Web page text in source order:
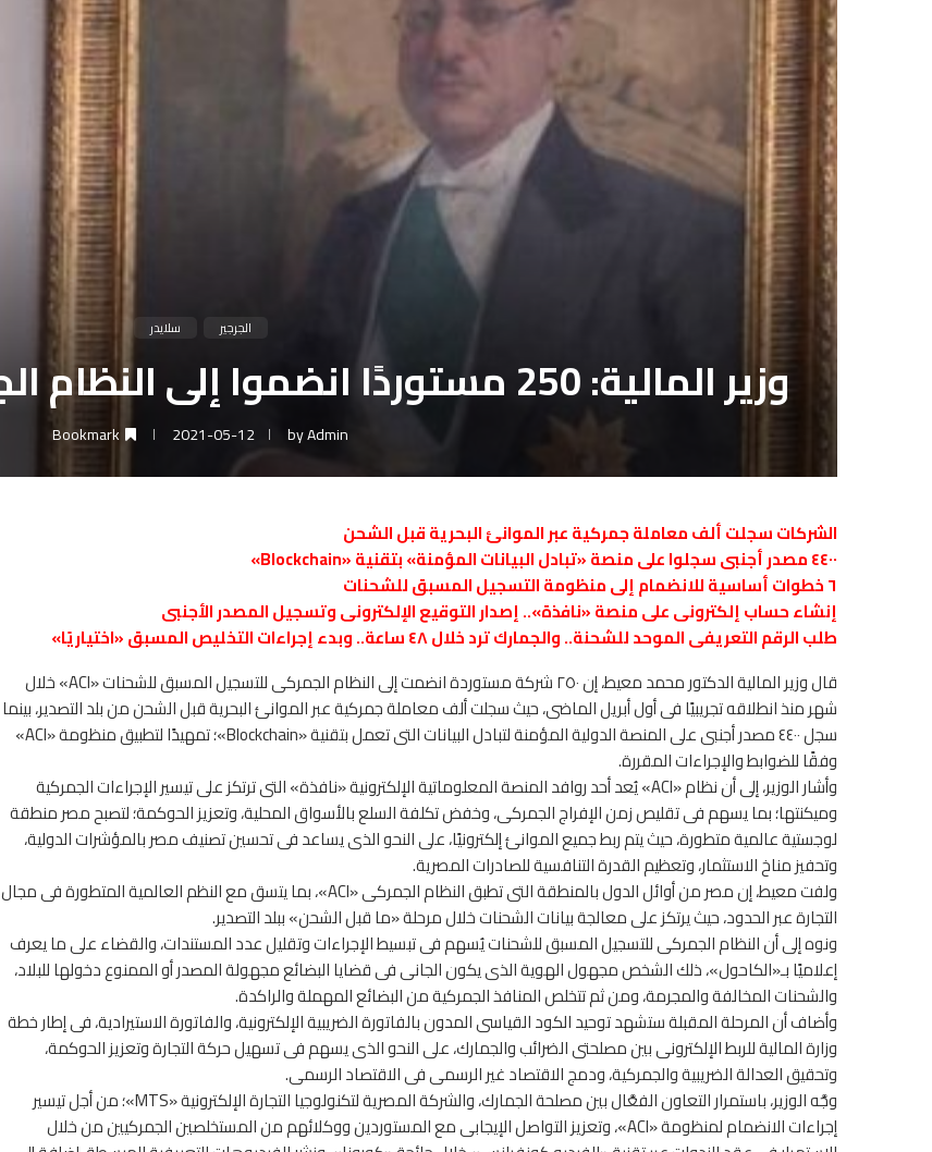
الجرجير سلايدر
وزير المالية: 250 مستوردًا انضموا إلى النظام الجمركى «ACI» خلال شهر
byAdmin
2021-05-12
Bookmark
الشركات سجلت ألف معاملة جمركية عبر الموانئ البحرية قبل الشحن
٤٤٠٠ مصدر أجنبى سجلوا على منصة «تبادل البيانات المؤمنة» بتقنية «Blockchain»
٦ خطوات أساسية للانضمام إلى منظومة التسجيل المسبق للشحنات
إنشاء حساب إلكترونى على منصة «نافذة».. إصدار التوقيع الإلكترونى وتسجيل المصدر الأجنبى
طلب الرقم التعريفى الموحد للشحنة.. والجمارك ترد خلال ٤٨ ساعة.. وبدء إجراءات التخليص المسبق «اختياريًا»
قال وزير المالية الدكتور محمد معيط، إن ٢٥٠ شركة مستوردة انضمت إلى النظام الجمركى للتسجيل المسبق للشحنات «ACI» خلال
شهر منذ انطلاقه تجريبيًا فى أول أبريل الماضى، حيث سجلت ألف معاملة جمركية عبر الموانئ البحرية قبل الشحن من بلد التصدير، بينما
سجل ٤٤٠٠ مصدر أجنبى على المنصة الدولية المؤمنة لتبادل البيانات التى تعمل بتقنية «Blockchain»؛ تمهيدًا لتطبيق منظومة «ACI»
وفقًا للضوابط والإجراءات المقررة.
وأشار الوزير، إلى أن نظام «ACI» يُعد أحد روافد المنصة المعلوماتية الإلكترونية «نافذة» التى ترتكز على تيسير الإجراءات الجمركية
وميكنتها؛ بما يسهم فى تقليص زمن الإفراج الجمركى، وخفض تكلفة السلع بالأسواق المحلية، وتعزيز الحوكمة؛ لتصبح مصر منطقة
لوجستية عالمية متطورة، حيث يتم ربط جميع الموانئ إلكترونيًا، على النحو الذى يساعد فى تحسين تصنيف مصر بالمؤشرات الدولية،
وتحفيز مناخ الاستثمار، وتعظيم القدرة التنافسية للصادرات المصرية.
ولفت معيط، إن مصر من أوائل الدول بالمنطقة التى تطبق النظام الجمركى «ACI»، بما يتسق مع النظم العالمية المتطورة فى مجال
التجارة عبر الحدود، حيث يرتكز على معالجة بيانات الشحنات خلال مرحلة «ما قبل الشحن» ببلد التصدير.
ونوه إلى أن النظام الجمركى للتسجيل المسبق للشحنات يُسهم فى تبسيط الإجراءات وتقليل عدد المستندات، والقضاء على ما يعرف
إعلاميًا بـ«الكاحول»، ذلك الشخص مجهول الهوية الذى يكون الجانى فى قضايا البضائع مجهولة المصدر أو الممنوع دخولها للبلاد،
والشحنات المخالفة والمجرمة، ومن ثم تتخلص المنافذ الجمركية من البضائع المهملة والراكدة.
وأضاف أن المرحلة المقبلة ستشهد توحيد الكود القياسى المدون بالفاتورة الضريبية الإلكترونية، والفاتورة الاستيرادية، فى إطار خطة
وزارة المالية للربط الإلكترونى بين مصلحتى الضرائب والجمارك، على النحو الذى يسهم فى تسهيل حركة التجارة وتعزيز الحوكمة،
وتحقيق العدالة الضريبية والجمركية، ودمج الاقتصاد غير الرسمى فى الاقتصاد الرسمى.
وجَّه الوزير، باستمرار التعاون الفعَّال بين مصلحة الجمارك، والشركة المصرية لتكنولوجيا التجارة الإلكترونية «MTS»؛ من أجل تيسير
إجراءات الانضمام لمنظومة «ACI»، وتعزيز التواصل الإيجابى مع المستوردين ووكلائهم من المستخلصين الجمركيين من خلال